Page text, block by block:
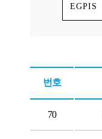
EGPIS
번호
70